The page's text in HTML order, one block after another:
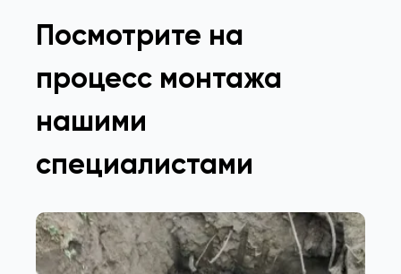
Посмотрите на
процесс монтажа
нашими
специалистами